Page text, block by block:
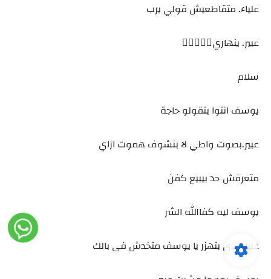
علياء. متقاطعيش قولي يرب
عبير. ينهاري⁦🙆‍♀️⁩⁦🏃🏾‍♀️⁩
سلام
يوسف انتوا بتقولو حاجة
عبير.بصوت واطي لا بنشوف هموت ازاي
متعرفش حد بيبيع كفن
يوسف ليه كفاالله الشر
علياء. دي بتهزر يا يوسف متخدش فى بالك